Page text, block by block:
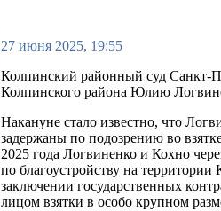
27 июня 2025, 19:55
Колпинский районный суд Санкт-
Колпинского района Юлию
Накануне стало известно, что
задержаны по подозрению во
2025 года Логвиненко и Кохно
по благоустройству на
заключении государственных
лицом взятки в особо крупном